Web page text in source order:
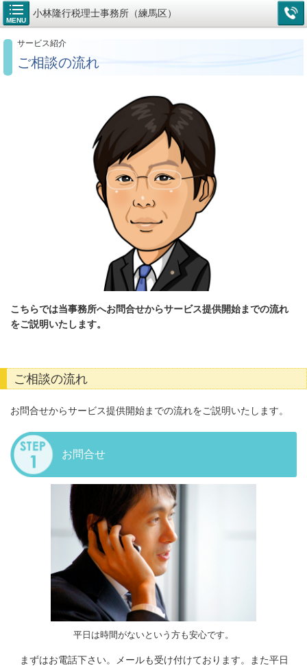
MENU
小林隆行税理士事務所（練馬区）
サービス紹介
ご相談の流れ
こちらでは当事務所へお問合せからサービス提供開始までの流れ
をご説明いたします。
ご相談の流れ
お問合せからサービス提供開始までの流れをご説明いたします。
お問合せ
平日は時間がないという方も安心です。
まずはお電話下さい。メールも受け付けております。また平日